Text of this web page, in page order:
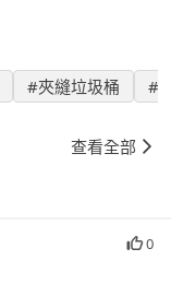
#夾縫垃圾桶 #
查看全部
0